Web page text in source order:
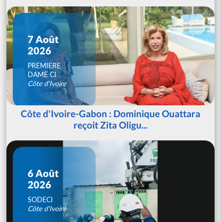
7 Août
2026
PREMIERE
DAME CI
Côte d'Ivoire
Côte d'Ivoire-Gabon : Dominique Ouattara
reçoit Zita Oligu...
6 Août
2026
SODECI
Côte d'Ivoire